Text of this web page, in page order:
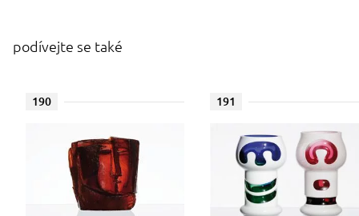
podívejte se také
190 191